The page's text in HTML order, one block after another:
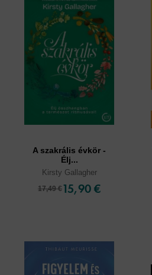
A szakrális évkör -
Élj...
Kirsty Gallagher
17,49 €15,90 €